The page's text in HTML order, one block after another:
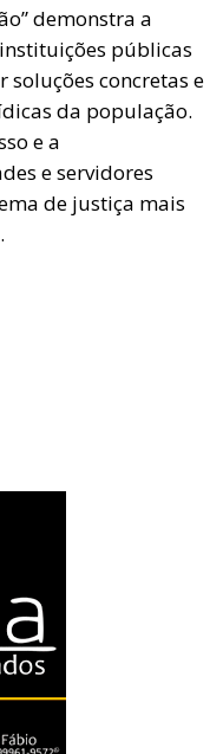
demonstra a
públicas
soluções concretas e
da população.
e a
e servidores
de justiça mais